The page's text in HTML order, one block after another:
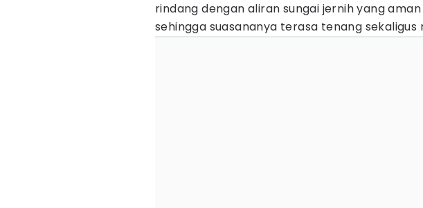
rindang dengan aliran sungai jernih yang
sehingga suasananya terasa tenang sekaligus